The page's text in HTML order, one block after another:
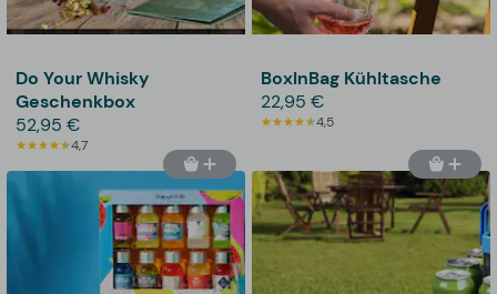
Do Your Whisky
Geschenkbox
52,95 €
4,7
BoxInBag Kühltasche
22,95 €
4,5